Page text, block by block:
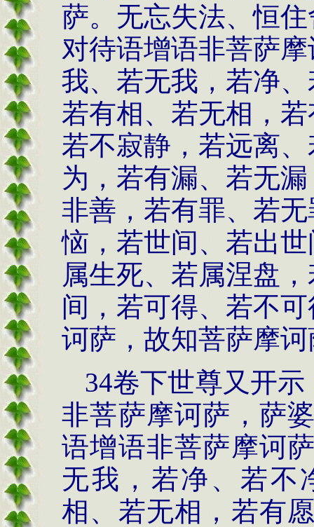
萨。无忘失法、恒
对待语增语非菩萨
我、若无我，若净
若有相、若无相，
若不寂静，若远离
为，若有漏、若无
非善，若有罪、若
恼，若世间、若出
属生死、若属涅盘
间，若可得、若不
诃萨，故知菩萨摩
34卷下世尊又开
非菩萨摩诃萨，萨
语增语非菩萨摩诃
无我，若净、若不
相、若无相，若有